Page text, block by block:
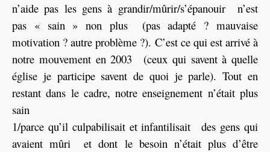
n’aide pas les gens à grandir/mûrir/s’épanouir n’est
pas « sain » non plus (pas adapté ? mauvaise
motivation ? autre problème ?). C’est ce qui est arrivé à
notre mouvement en 2003 (ceux qui savent à quelle
église je participe savent de quoi je parle). Tout en
restant dans le cadre, notre enseignement n’était plus
sain
1/parce qu’il culpabilisait et infantilisait des gens qui
avaient mûri et dont le besoin n’était plus d’être